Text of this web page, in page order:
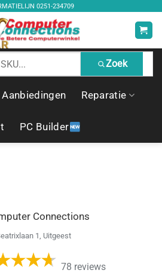
0251-234709
Zoek
Aanbiedingen Reparatie
PC Builder
Connections
1, Uitgeest
78 reviews